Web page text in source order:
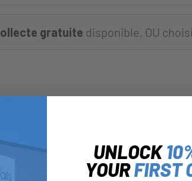
gratuite disponible, OU
UNLOCK
YOURFIRST